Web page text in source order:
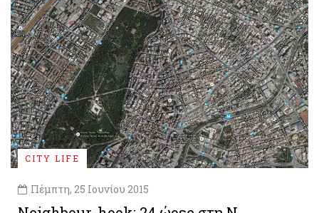
CITY LIFE
Πέμπτη, 25 Ιουνίου 2015